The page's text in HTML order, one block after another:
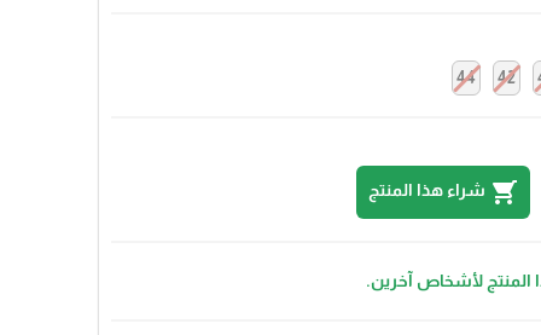
42
44
shopping_cart شراء هذا المنتج
المنتج لأشخاص آخرين.